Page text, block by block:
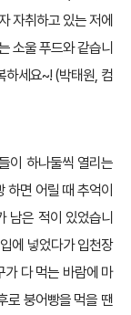
자취하고 있는 저에
소울 푸드와 같습니
하세요~! (박태원, 컴
이 하나둘씩 열리는
하면 어릴 때 추억이
남은 적이 있었습니
에 넣었다가 입천장
가 다 먹는 바람에 마
로 붕어빵을 먹을 땐